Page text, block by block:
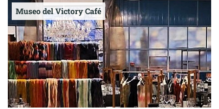
Museo del Victory Café